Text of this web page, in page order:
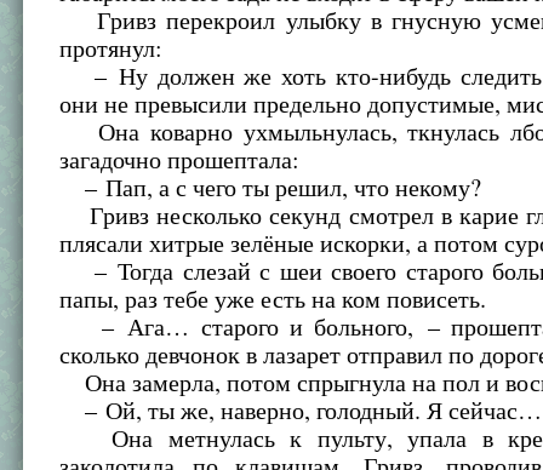
Гривз перекроил улыбку в гнусную
протянул:
– Ну должен же хоть кто-нибудь
они не превысили предельно допустимые,
Она коварно ухмыльнулась, ткнулась
загадочно прошептала:
– Пап, а с чего ты решил, что некому?
Гривз несколько секунд смотрел в карие
плясали хитрые зелёные искорки, а потом
– Тогда слезай с шеи своего старого
папы, раз тебе уже есть на ком повисеть.
– Ага… старого и больного, –
сколько девчонок в лазарет отправил по
Она замерла, потом спрыгнула на пол и
– Ой, ты же, наверно, голодный. Я сейчас…
Она метнулась к пульту, упала в